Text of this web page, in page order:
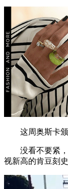
这周奥斯卡颁
没看不要紧，
视新高的肯豆刻